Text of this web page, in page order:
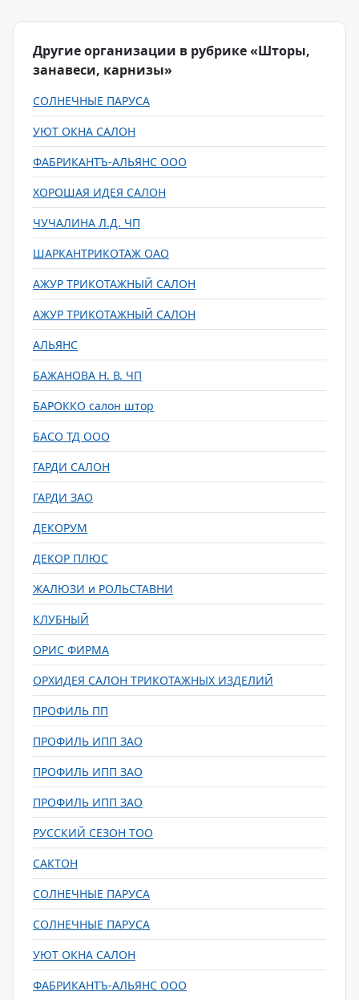
Другие организации в рубрике «Шторы,
занавеси, карнизы»
СОЛНЕЧНЫЕ ПАРУСА
УЮТ ОКНА САЛОН
ФАБРИКАНТЪ-АЛЬЯНС ООО
ХОРОШАЯ ИДЕЯ САЛОН
ЧУЧАЛИНА Л.Д. ЧП
ШАРКАНТРИКОТАЖ ОАО
АЖУР ТРИКОТАЖНЫЙ САЛОН
АЖУР ТРИКОТАЖНЫЙ САЛОН
АЛЬЯНС
БАЖАНОВА Н. В. ЧП
БАРОККО салон штор
БАСО ТД ООО
ГАРДИ САЛОН
ГАРДИ ЗАО
ДЕКОРУМ
ДЕКОР ПЛЮС
ЖАЛЮЗИ и РОЛЬСТАВНИ
КЛУБНЫЙ
ОРИС ФИРМА
ОРХИДЕЯ САЛОН ТРИКОТАЖНЫХ ИЗДЕЛИЙ
ПРОФИЛЬ ПП
ПРОФИЛЬ ИПП ЗАО
ПРОФИЛЬ ИПП ЗАО
ПРОФИЛЬ ИПП ЗАО
РУССКИЙ СЕЗОН ТОО
САКТОН
СОЛНЕЧНЫЕ ПАРУСА
СОЛНЕЧНЫЕ ПАРУСА
УЮТ ОКНА САЛОН
ФАБРИКАНТЪ-АЛЬЯНС ООО